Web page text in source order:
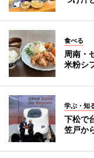
食べる
周南・
米粉シ
学ぶ・知
下松で
笠戸か